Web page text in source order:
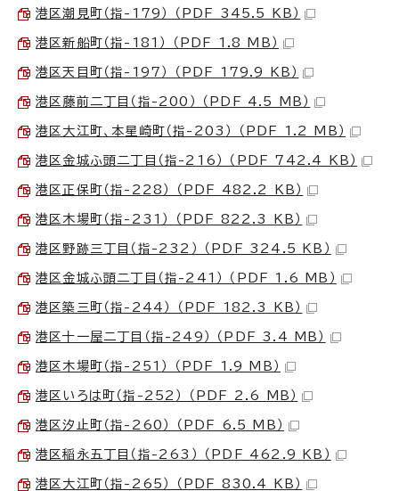
港区潮見町（指-179） （PDF 345.5 KB）
港区新船町（指-181） （PDF 1.8 MB）
港区天目町（指-197） （PDF 179.9 KB）
港区藤前二丁目（指-200） （PDF 4.5 MB）
港区大江町、本星崎町（指-203） （PDF 1.2 MB）
港区金城ふ頭二丁目（指-216） （PDF 742.4 KB）
港区正保町（指-228） （PDF 482.2 KB）
港区木場町（指-231） （PDF 822.3 KB）
港区野跡三丁目（指-232） （PDF 324.5 KB）
港区金城ふ頭二丁目（指-241） （PDF 1.6 MB）
港区築三町（指-244） （PDF 182.3 KB）
港区十一屋二丁目（指-249） （PDF 3.4 MB）
港区木場町（指-251） （PDF 1.9 MB）
港区いろは町（指-252） （PDF 2.6 MB）
港区汐止町（指-260） （PDF 6.5 MB）
港区稲永五丁目（指-263） （PDF 462.9 KB）
港区大江町（指-265） （PDF 830.4 KB）